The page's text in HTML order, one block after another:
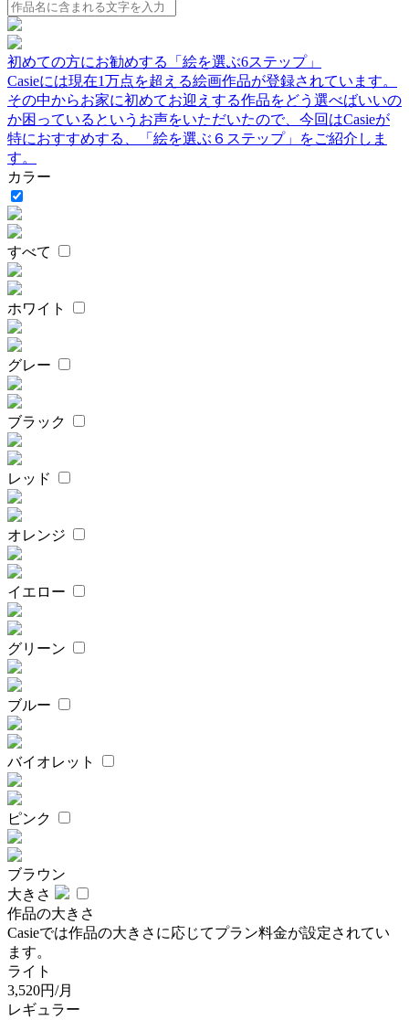
初めての方にお勧めする「絵を選ぶ6ステップ」
Casieには現在1万点を超える絵画作品が登録されています。
その中からお家に初めてお迎えする作品をどう選べばいいの
か困っているというお声をいただいたので、今回はCasieが
特におすすめする、「絵を選ぶ６ステップ」をご紹介しま
す。
カラー
すべて
ホワイト
グレー
ブラック
レッド
オレンジ
イエロー
グリーン
ブルー
バイオレット
ピンク
ブラウン
大きさ
作品の大きさ
Casieでは作品の大きさに応じてプラン料金が設定されてい
ます。
ライト
3,520円/月
レギュラー